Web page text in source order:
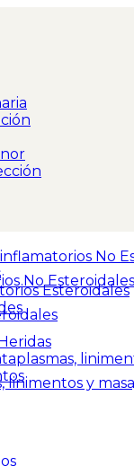
No
Esteroidales
No
linimentos y